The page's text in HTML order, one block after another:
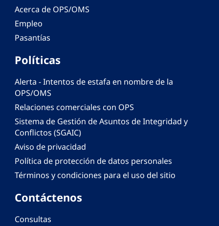
Acerca de OPS/OMS
Empleo
Pasantías
Políticas
Alerta - Intentos de estafa en nombre de la
OPS/OMS
Relaciones comerciales con OPS
Sistema de Gestión de Asuntos de Integridad y
Conflictos (SGAIC)
Aviso de privacidad
Política de protección de datos personales
Términos y condiciones para el uso del sitio
Contáctenos
Consultas